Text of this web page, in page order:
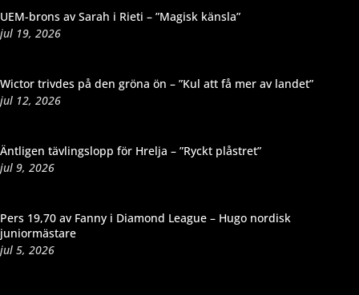
UEM-brons av Sarah i Rieti – ”Magisk känsla”
jul 19, 2026
Wictor trivdes på den gröna ön – ”Kul att få mer av landet”
jul 12, 2026
Äntligen tävlingslopp för Hrelja – ”Ryckt plåstret”
jul 9, 2026
Pers 19,70 av Fanny i Diamond League – Hugo nordisk
juniormästare
jul 5, 2026